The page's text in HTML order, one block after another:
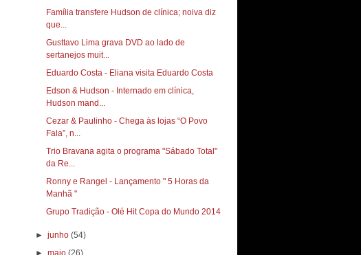
Família transfere Hudson de clínica; noiva diz
que...
Gusttavo Lima grava DVD ao lado de
sertanejos muit...
Eduardo Costa - Eliana visita Eduardo Costa
Edson & Hudson - Internado em clínica,
Hudson mand...
Cezar & Paulinho - Chega às lojas “O Povo
Fala”, n...
Trio Bravana agita o programa "Sábado Total"
da Re...
Ronny e Rangel - Lançamento " 5 Horas da
Manhã "‏
Grupo Tradição - Olé Hit Copa do Mundo 2014
►junho(54)
►maio(26)